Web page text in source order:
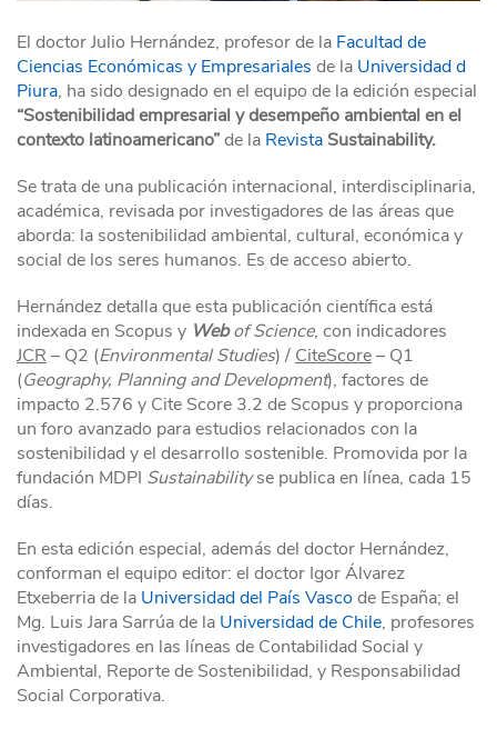
El doctor Julio Hernández, profesor de la Facultad de
Ciencias Económicas y Empresariales de la Universidad d
Piura, ha sido designado en el equipo de la edición especial
“Sostenibilidad empresarial y desempeño ambiental en el
contexto latinoamericano”de la Revista Sustainability.
Se trata de una publicación internacional, interdisciplinaria,
académica, revisada por investigadores de las áreas que
aborda: la sostenibilidad ambiental, cultural, económica y
social de los seres humanos. Es de acceso abierto.
Hernández detalla que esta publicación científica está
indexada en Scopus y Webof Science, con indicadores
JCR – Q2 (Environmental Studies) / CiteScore– Q1
(Geography, Planning and Development), factores de
impacto 2.576 y Cite Score 3.2 de Scopus y proporciona
un foro avanzado para estudios relacionados con la
sostenibilidad y el desarrollo sostenible. Promovida por la
fundación MDPI Sustainabilityse publica en línea, cada 15
días.
En esta edición especial, además del doctor Hernández,
conforman el equipo editor: el doctor Igor Álvarez
Etxeberria de la Universidad del País Vasco de España; el
Mg. Luis Jara Sarrúa de la Universidad de Chile, profesores
investigadores en las líneas de Contabilidad Social y
Ambiental, Reporte de Sostenibilidad, y Responsabilidad
Social Corporativa.